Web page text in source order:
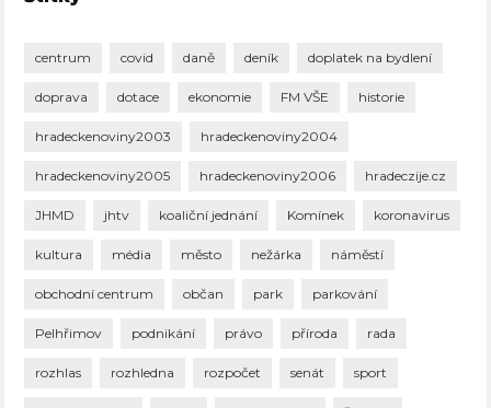
centrum covid daně deník doplatek na bydlení
doprava dotace ekonomie FM VŠE historie
hradeckenoviny2003 hradeckenoviny2004
hradeckenoviny2005 hradeckenoviny2006 hradeczije.cz
JHMD jhtv koaliční jednání Komínek koronavirus
kultura média město nežárka náměstí
obchodní centrum občan park parkování
Pelhřimov podnikání právo příroda rada
rozhlas rozhledna rozpočet senát sport